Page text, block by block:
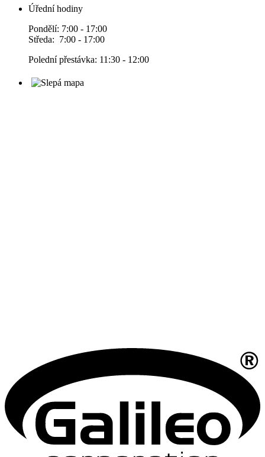
Úřední hodiny
Pondělí: 7:00 - 17:00
Středa: 7:00 - 17:00
Polední přestávka: 11:30 - 12:00